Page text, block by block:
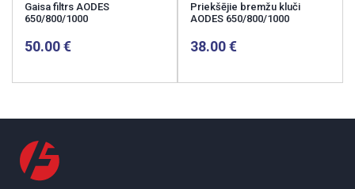
Gaisa filtrs AODES
650/800/1000
50.00
Priekšējie bremžu kluči
AODES 650/800/1000
38.00